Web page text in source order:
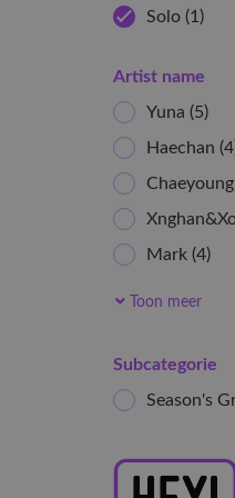
Solo (1)
Artist name
Yuna (5)
Haechan
Chaeyoung
Mark (4)
Younha(4)
YUTA(4)
JAEHYUN
Toon meer
Subcategorie
Season's